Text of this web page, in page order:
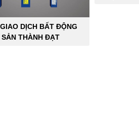
DỊCH BẤT ĐỘNG
SẢN THÀNH ĐẠT